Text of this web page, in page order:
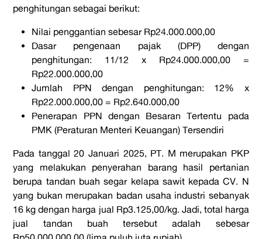
penghitungan sebagai berikut:
Nilai penggantian sebesar Rp24.000.000,00
Dasar pengenaan pajak (DPP) dengan
penghitungan: 11/12 x Rp24.000.000,00 =
Rp22.000.000,00
Jumlah PPN dengan penghitungan: 12% x
Rp22.000.000,00= Rp2.640.000,00
Penerapan PPN dengan Besaran Tertentu pada
PMK (Peraturan Menteri Keuangan) Tersendiri
Pada tanggal 20 Januari 2025, PT. M merupakan PKP
yang melakukan penyerahan barang hasil pertanian
berupa tandan buah segar kelapa sawit kepada CV. N
yang bukan merupakan badan usaha industri sebanyak
16 kg dengan harga jual Rp3.125,00/kg. Jadi, total harga
jual tandan buah tersebut adalah sebesar